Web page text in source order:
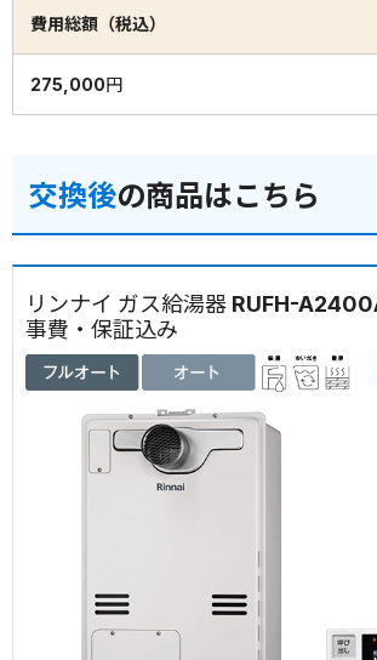
費用総額（税込）
275,000円
交換後の商品はこちら
リンナイ ガス給湯器 RUFH-
事費・保証込み